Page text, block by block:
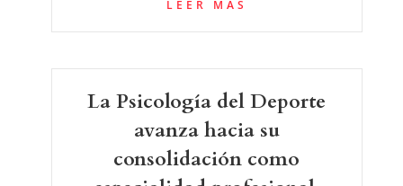
LEER MÁS
La Psicología del Deporte
avanza hacia su
consolidación como